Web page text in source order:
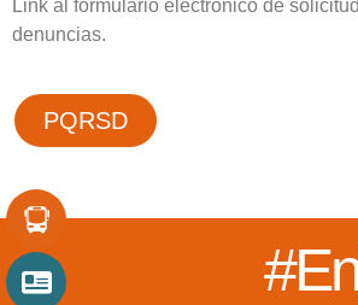
Link al formulario electrónico de
denuncias.
PQRSD